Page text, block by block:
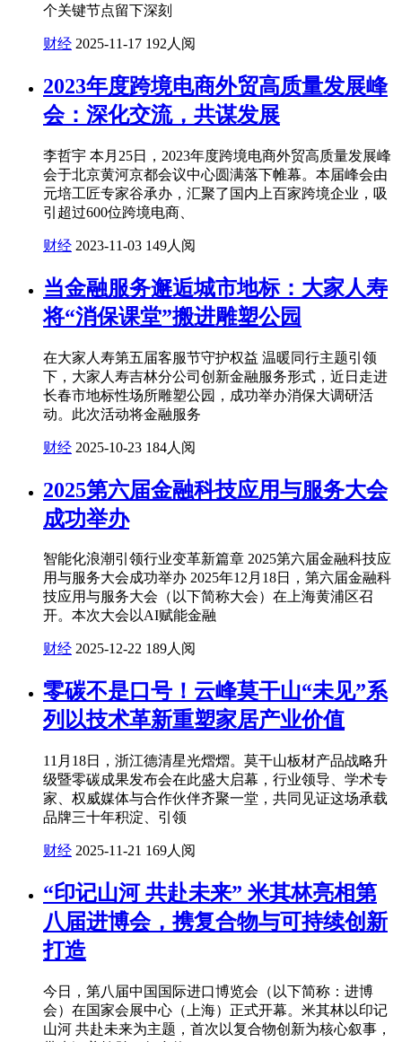
个关键节点留下深刻
财经 2025-11-17 192人阅
2023年度跨境电商外贸高质量发展峰
会：深化交流，共谋发展
李哲宇 本月25日，2023年度跨境电商外贸高质量发展峰
会于北京黄河京都会议中心圆满落下帷幕。本届峰会由
元培工匠专家谷承办，汇聚了国内上百家跨境企业，吸
引超过600位跨境电商、
财经 2023-11-03 149人阅
当金融服务邂逅城市地标：大家人寿
将“消保课堂”搬进雕塑公园
在大家人寿第五届客服节守护权益 温暖同行主题引领
下，大家人寿吉林分公司创新金融服务形式，近日走进
长春市地标性场所雕塑公园，成功举办消保大调研活
动。此次活动将金融服务
财经 2025-10-23 184人阅
2025第六届金融科技应用与服务大会
成功举办
智能化浪潮引领行业变革新篇章 2025第六届金融科技应
用与服务大会成功举办 2025年12月18日，第六届金融科
技应用与服务大会（以下简称大会）在上海黄浦区召
开。本次大会以AI赋能金融
财经 2025-12-22 189人阅
零碳不是口号！云峰莫干山“未见”系
列以技术革新重塑家居产业价值
11月18日，浙江德清星光熠熠。莫干山板材产品战略升
级暨零碳成果发布会在此盛大启幕，行业领导、学术专
家、权威媒体与合作伙伴齐聚一堂，共同见证这场承载
品牌三十年积淀、引领
财经 2025-11-21 169人阅
“印记山河 共赴未来” 米其林亮相第
八届进博会，携复合物与可持续创新
打造
今日，第八届中国国际进口博览会（以下简称：进博
会）在国家会展中心（上海）正式开幕。米其林以印记
山河 共赴未来为主题，首次以复合物创新为核心叙事，